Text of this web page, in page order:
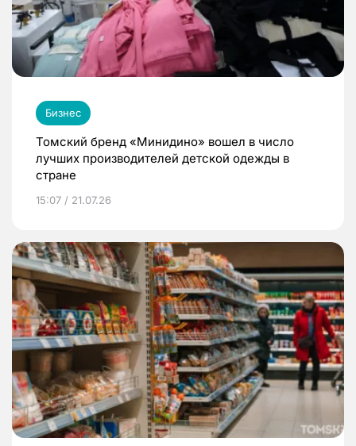
Бизнес
Томский бренд «Минидино» вошел в число
лучших производителей детской одежды в
стране
15:07 / 21.07.26